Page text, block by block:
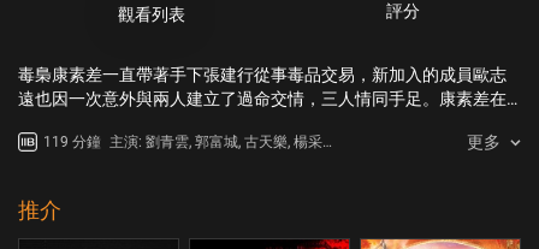
觀看列表 評分
毒梟康素差一直帶著手下張建行從事毒品交易，新加入的成員歐志
遠也因一次意外與兩人建立了過命交情，三人情同手足。康素差在
身邊藏有臥底。此刻，是敵是友，一片茫然。
119 分鐘 主演: 劉青雲, 郭富城, 古天樂, 楊采
更多
推介